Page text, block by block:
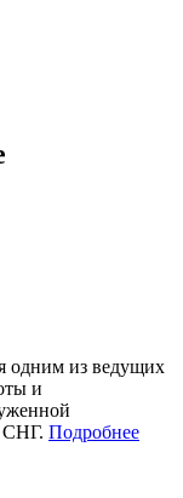
одним из ведущих
и
СНГ. Подробнее